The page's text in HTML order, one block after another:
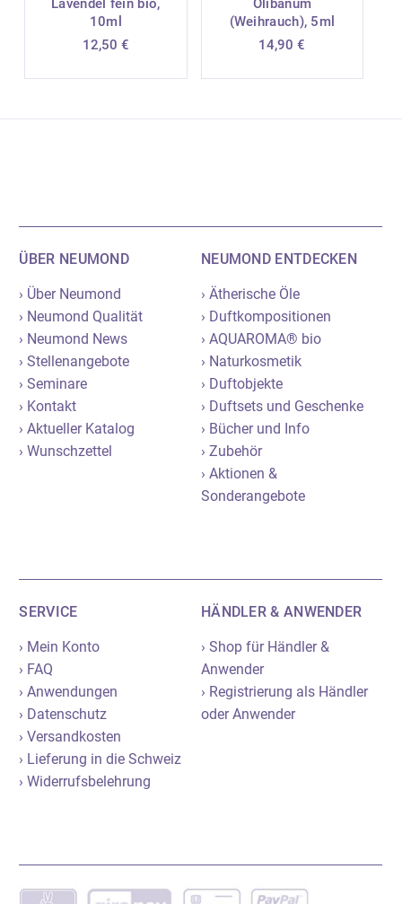
Lavendel fein bio,
10ml
12,50 €
Olibanum
(Weihrauch), 5ml
14,90€
ÜBER NEUMOND
› Über Neumond
› Neumond Qualität
› Neumond News
› Stellenangebote
› Seminare
› Kontakt
› Aktueller Katalog
› Wunschzettel
NEUMOND ENTDECKEN
› Ätherische Öle
› Duftkompositionen
› AQUAROMA® bio
› Naturkosmetik
› Duftobjekte
› Duftsets und Geschenke
› Bücher und Info
› Zubehör
› Aktionen &
Sonderangebote
SERVICE
› Mein Konto
› FAQ
› Anwendungen
› Datenschutz
› Versandkosten
› Lieferung in die Schweiz
› Widerrufsbelehrung
HÄNDLER & ANWENDER
› Shop für Händler &
Anwender
› Registrierung als Händler
oder Anwender